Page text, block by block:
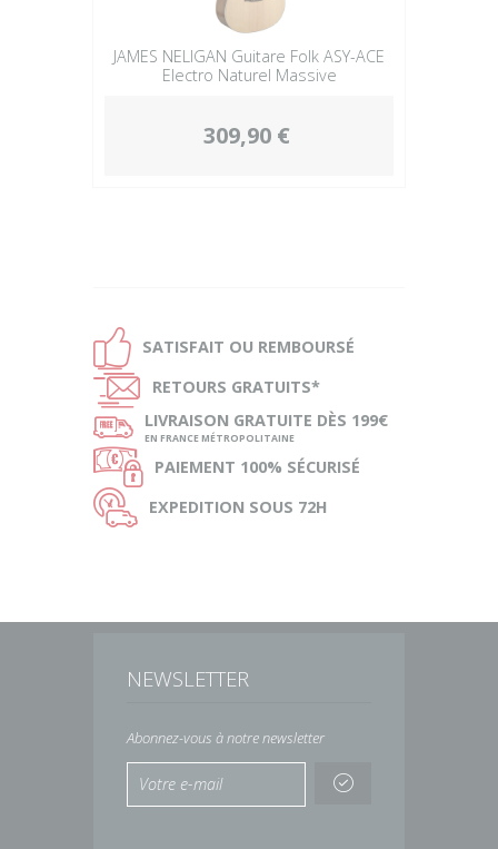
JAMES NELIGAN Guitare Folk ASY-ACE
Electro Naturel Massive
309,90 €
Ð SATISFAIT OU REMBOURSÉ
Ñ RETOURS GRATUITS*
ø LIVRAISON GRATUITE DÈS 199€
EN FRANCE MÉTROPOLITAINE
Ø PAIEMENT 100% SÉCURISÉ
Ù EXPEDITION SOUS 72H
NEWSLETTER
Abonnez-vous à notre newsletter